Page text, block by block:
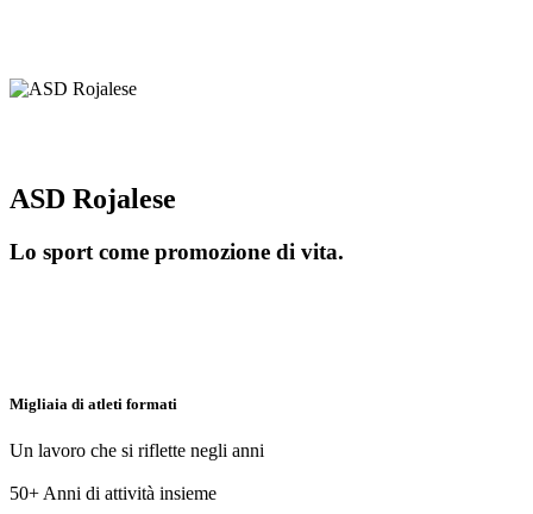
ASD Rojalese
Lo sport come promozione di vita.
Migliaia di atleti formati
Un lavoro che si riflette negli anni
50+ Anni di attività insieme